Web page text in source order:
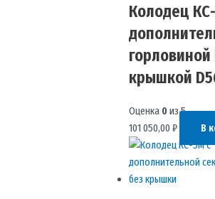
Колодец
горловиной
крышкой
Оценка 0 из 5
101 050,00 ₽ В